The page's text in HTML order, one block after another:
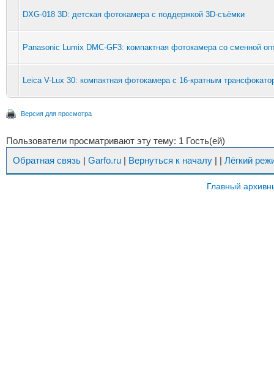
DXG-018 3D: детская фотокамера с поддержкой 3D-съёмки
Panasonic Lumix DMC-GF3: компактная фотокамера со сменной
Leica V-Lux 30: компактная фотокамера с 16-кратным
Версия для просмотра
Пользователи просматривают эту тему: 1 Гость(ей)
Обратная связь | Garfo.ru | Вернуться к началу | | Лёгкий
Главный